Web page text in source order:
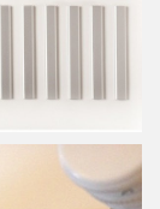
u oprecht voor